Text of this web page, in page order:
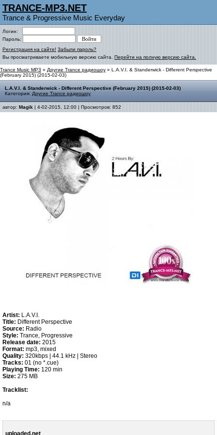
TRANCE-MP3.NET
Trance & Progressive Music Everyday
Логин:
Пароль:
Регистрация на сайте! Забыли пароль?
Вы просматриваете мобильную версию сайта. Перейти на полную версию сайта.
Trance Music MP3 » Другие Trance радиошоу » L.A.V.I. & Standerwick - Different Perspective
(February 2015) (2015-02-03)
L.A.V.I. & Standerwick - Different Perspective (February 2015) (2015-02-03)
Категория: Другие Trance радиошоу
автор: Magik | 4-02-2015, 12:00 | Просмотров: 852
Artist: L.A.V.I.
Title: Different Perspective
Source: Radio
Style: Trance, Progressive
Release date: 2015
Format: mp3, mixed
Quality: 320kbps | 44.1 kHz | Stereo
Tracks: 01 (no *.cue)
Playing Time: 120 min
Size: 275 MB
Tracklist:
n/a
uploaded.net